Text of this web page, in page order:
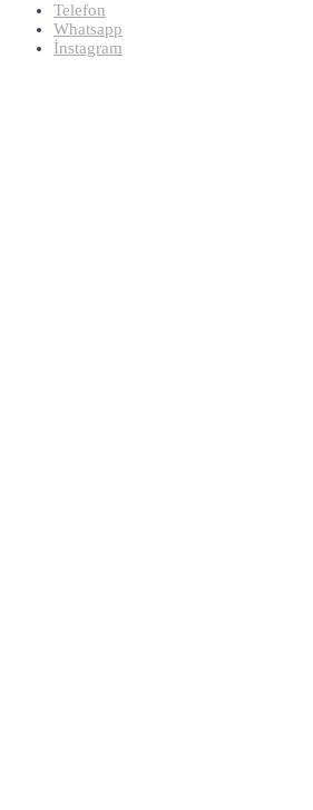
Telefon
Whatsapp
İnstagram